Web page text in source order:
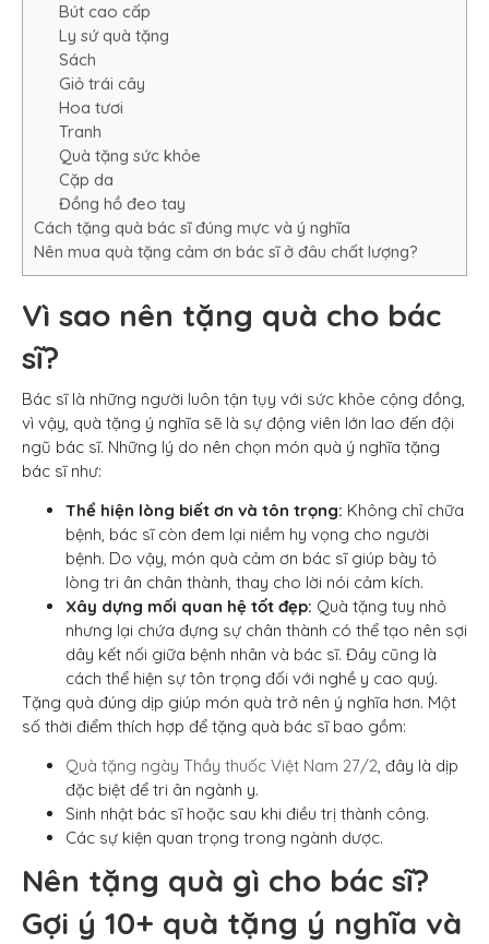
Bút cao cấp
Ly sứ quà tặng
Sách
Giỏ trái cây
Hoa tươi
Tranh
Quà tặng sức khỏe
Cặp da
Đồng hồ đeo tay
Cách tặng quà bác sĩ đúng mực và ý nghĩa
Nên mua quà tặng cảm ơn bác sĩ ở đâu chất lượng?
Vì sao nên tặng quà cho bác
sĩ?
Bác sĩ là những người luôn tận tụy với sức khỏe cộng đồng,
vì vậy, quà tặng ý nghĩa sẽ là sự động viên lớn lao đến đội
ngũ bác sĩ. Những lý do nên chọn món quà ý nghĩa tặng
bác sĩ như:
Thể hiện lòng biết ơn và tôn trọng: Không chỉ chữa
bệnh, bác sĩ còn đem lại niềm hy vọng cho người
bệnh. Do vậy, món quà cảm ơn bác sĩ giúp bày tỏ
lòng tri ân chân thành, thay cho lời nói cảm kích.
Xây dựng mối quan hệ tốt đẹp: Quà tặng tuy nhỏ
nhưng lại chứa đựng sự chân thành có thể tạo nên sợi
dây kết nối giữa bệnh nhân và bác sĩ. Đây cũng là
cách thể hiện sự tôn trọng đối với nghề y cao quý.
Tặng quà đúng dịp giúp món quà trở nên ý nghĩa hơn. Một
số thời điểm thích hợp để tặng quà bác sĩ bao gồm:
Quà tặng ngày Thầy thuốc Việt Nam 27/2, đây là dịp
đặc biệt để tri ân ngành y.
Sinh nhật bác sĩ hoặc sau khi điều trị thành công.
Các sự kiện quan trọng trong ngành dược.
Nên tặng quà gì cho bác sĩ?
Gợi ý 10+ quà tặng ý nghĩa và